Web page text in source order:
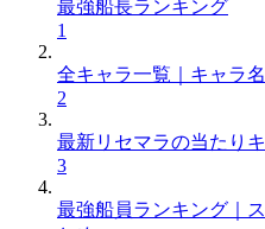
最強船長ランキング
1
全キャラ一覧｜キャラ
2
最新リセマラの当たり
3
最強船員ランキング｜